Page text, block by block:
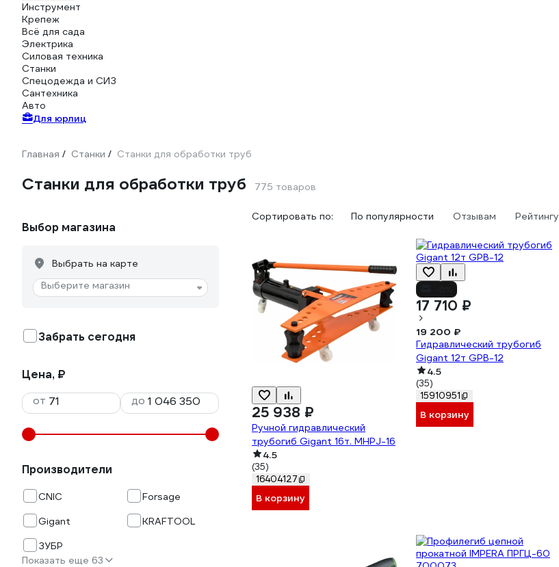
Инструмент
Крепеж
Всё для сада
Электрика
Силовая техника
Станки
Спецодежда и СИЗ
Сантехника
Авто
Для юрлиц
Главная / Станки / Станки для обработки труб
Станки для обработки труб 775 товаров
Выбор магазина
Выбрать на карте
Выберите магазин
Забрать сегодня
Цена, ₽
от
до
Производители
CNIC
Forsage
Gigant
KRAFTOOL
ЗУБР
Показать еще 63
Сортировать по: По популярности Отзывам Рейтингу
25 938 ₽
Ручной гидравлический
трубогиб Gigant 16т. MHPJ-16
4.5
(35)
16404127
В корзину
17 710 ₽
19 200 ₽
Гидравлический трубогиб
Gigant 12т GPB-12
4.5
(35)
15910951
В корзину